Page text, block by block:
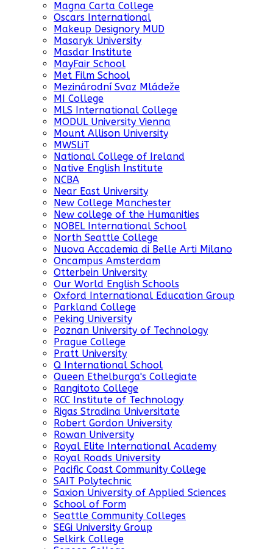
Magna Carta College
Oscars International
Makeup Designory MUD
Masaryk University
Masdar Institute
MayFair School
Met Film School
Mezinárodní Svaz Mládeže
MI College
MLS International College
MODUL University Vienna
Mount Allison University
MWSLiT
National College of Ireland
Native English Institute
NCBA
Near East University
New College Manchester
New college of the Humanities
NOBEL International School
North Seattle College
Nuova Accademia di Belle Arti Milano
Oncampus Amsterdam
Otterbein University
Our World English Schools
Oxford International Education Group
Parkland College
Peking University
Poznan University of Technology
Prague College
Pratt University
Q International School
Queen Ethelburga's Collegiate
Rangitoto College
RCC Institute of Technology
Rigas Stradina Universitate
Robert Gordon University
Rowan University
Royal Elite International Academy
Royal Roads University
Pacific Coast Community College
SAIT Polytechnic
Saxion University of Applied Sciences
School of Form
Seattle Community Colleges
SEGi University Group
Selkirk College